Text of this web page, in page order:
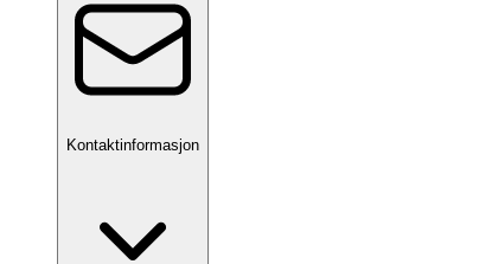
Kontaktinformasjon